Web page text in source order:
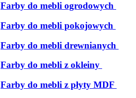
Farby do mebli ogrodowych
Farby do mebli pokojowych
Farby do mebli drewnianych
Farby do mebli z okleiny
Farby do mebli z płyty MDF